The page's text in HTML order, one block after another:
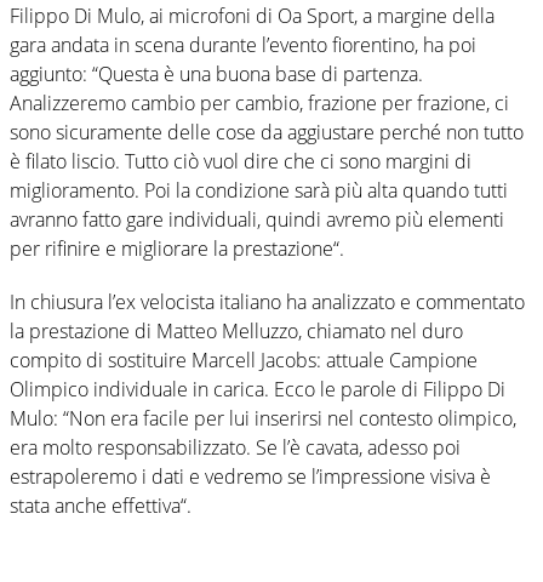
Filippo Di Mulo, ai microfoni di Oa Sport, a margine della
gara andata in scena durante l’evento fiorentino, ha poi
aggiunto: “Questa è una buona base di partenza.
Analizzeremo cambio per cambio, frazione per frazione, ci
sono sicuramente delle cose da aggiustare perché non tutto
è filato liscio. Tutto ciò vuol dire che ci sono margini di
miglioramento. Poi la condizione sarà più alta quando tutti
avranno fatto gare individuali, quindi avremo più elementi
per rifinire e migliorare la prestazione“.
In chiusura l’ex velocista italiano ha analizzato e commentato
la prestazione di Matteo Melluzzo, chiamato nel duro
compito di sostituire Marcell Jacobs: attuale Campione
Olimpico individuale in carica. Ecco le parole di Filippo Di
Mulo: “Non era facile per lui inserirsi nel contesto olimpico,
era molto responsabilizzato. Se l’è cavata, adesso poi
estrapoleremo i dati e vedremo se l’impressione visiva è
stata anche effettiva“.